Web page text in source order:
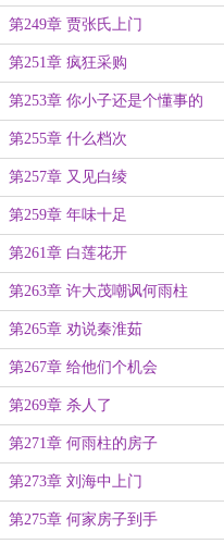
第249章 贾张氏上门
第251章 疯狂采购
第253章 你小子还是个懂事的
第255章 什么档次
第257章 又见白绫
第259章 年味十足
第261章 白莲花开
第263章 许大茂嘲讽何雨柱
第265章 劝说秦淮茹
第267章 给他们个机会
第269章 杀人了
第271章 何雨柱的房子
第273章 刘海中上门
第275章 何家房子到手